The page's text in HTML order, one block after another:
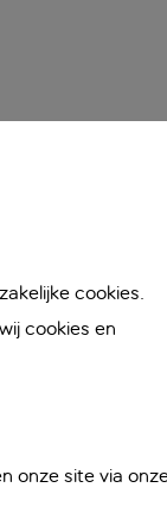
cookies.
cookies en
onze site via